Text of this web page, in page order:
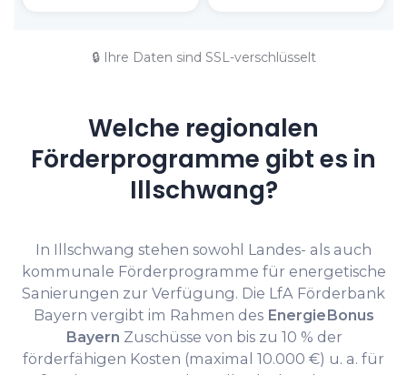
🔒 Ihre Daten sind SSL-verschlüsselt
Welche regionalen
Förderprogramme gibt es in
Illschwang?
In Illschwang stehen sowohl Landes- als auch
kommunale Förderprogramme für energetische
Sanierungen zur Verfügung. Die LfA Förderbank
Bayern vergibt im Rahmen des EnergieBonus
Bayern Zuschüsse von bis zu 10 % der
förderfähigen Kosten (maximal 10.000 €) u. a. für